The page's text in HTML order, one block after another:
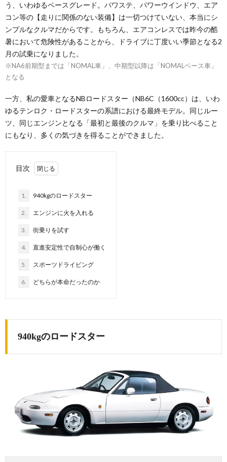
う、いわゆるベースグレード。パワステ、パワーウインドウ、エア
コン等の【走りに関係のない装備】は一切つけていない、本当にシ
ンプルなクルマだからです。もちろん、エアコンレスでは昨今の酷
暑において危険性があることから、ドライブに丁度いい季節となる2
月の試乗になりました。
※NA6前期型までは「NOMAL車」、中期型以降は「NOMALベース車」
となる
一方、私の愛車となるNBロードスター（NB6C（1600cc）は、いわ
ゆるテンロク・ロードスターの系譜における最終モデル。同じルー
ツ、同じエンジンとなる「最初と最後のクルマ」を乗り比べること
にもなり、多くの気づきを得ることができました。
目次
1. 940kgのロードスター
2. エンジンに火を入れる
3. 街乗りを試す
4. 直進安定性で自制心が働く
5. スポーツドライビング
6. どちらが本命だったのか
940kgのロードスター